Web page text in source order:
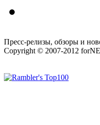
Пресс-релизы, обзоры и
Copyright © 2007-2012